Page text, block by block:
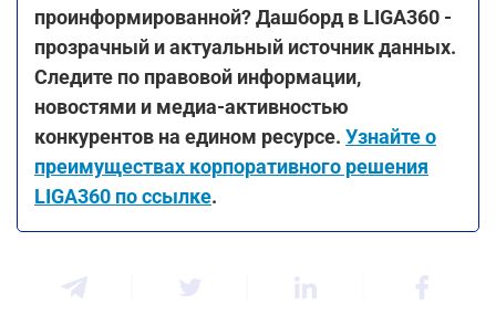
проинформированной? Дашборд в LIGA360 -
прозрачный и актуальный источник данных.
Следите по правовой информации,
новостями и медиа-активностью
конкурентов на едином ресурсе. Узнайте о
преимуществах корпоративного решения
LIGA360 по ссылке.